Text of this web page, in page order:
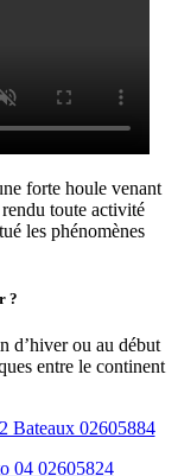
forte houle venant
toute activité
les phénomènes
?
d’hiver ou au début
entre le continent